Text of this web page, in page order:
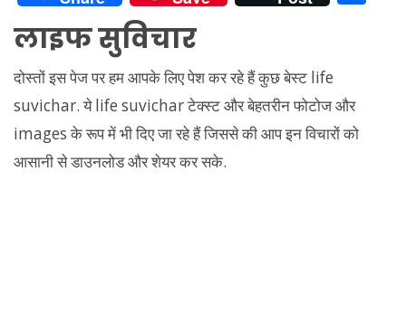
at
s
A
p
p
e
gr
a
m
itt
er
d
di
t
er
e
st
p
Li
n
k
ai k
dI
n
लाइफ सुविचार
दोस्तों इस पेज पर हम आपके लिए पेश कर रहे हैं कुछ बेस्ट life
suvichar. ये life suvichar टेक्स्ट और बेहतरीन फोटोज और
images के रूप में भी दिए जा रहे हैं जिससे की आप इन विचारों को
आसानी से डाउनलोड और शेयर कर सके.